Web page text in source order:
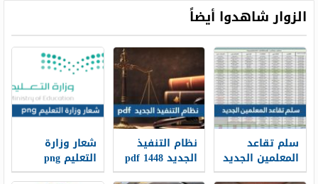
الزوار شاهدوا أيضاً
سلم تقاعد
المعلمين الجديد
1448
نظام التنفيذ
الجديد 1448 pdf
شعار وزارة
التعليم png
الجديد 1448